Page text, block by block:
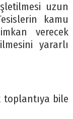
uzun
kamu
verecek
yararlı
toplantıya bile